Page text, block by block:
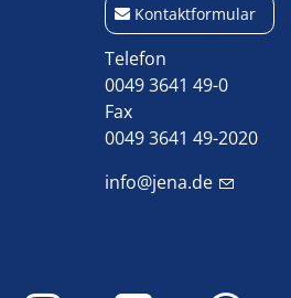
Kontaktformular
Telefon
0049 3641 49-0
Fax
0049 3641 49-2020
info@jena.de